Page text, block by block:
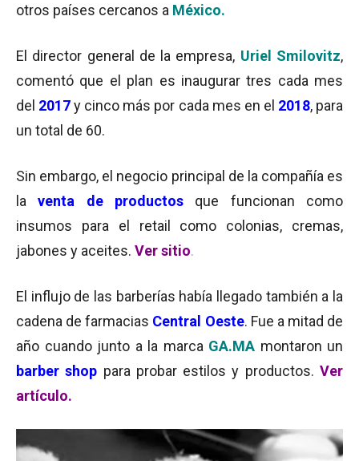
otros países cercanos a México.
El director general de la empresa, Uriel Smilovitz,
comentó que el plan es inaugurar tres cada mes
del 2017y cinco más por cada mes en el 2018, para
un total de 60.
Sin embargo, el negocio principal de la compañía es
laventa de productos que funcionan como
insumos para el retail como colonias, cremas,
jabones y aceites. Ver sitio.
El influjo de las barberías había llegado también a la
cadena de farmacias Central Oeste. Fue a mitad de
año cuando junto a la marca GA.MA montaron un
barber shop para probar estilos y productos.Ver
artículo.